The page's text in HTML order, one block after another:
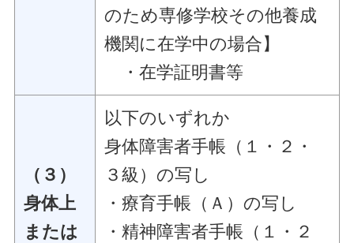
のため専修学校その他養成
機関に在学中の場合】
・在学証明書等
（３）
身体上
または
以下のいずれか
身体障害者手帳（１・２・
３級）の写し
・療育手帳（Ａ）の写し
・精神障害者手帳（１・２